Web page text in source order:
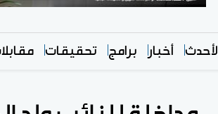
الأحدث أخبار برامج تحقيقات